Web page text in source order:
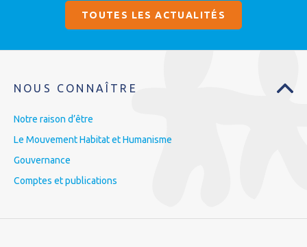
TOUTES LES ACTUALITÉS
NOUS CONNAÎTRE
Notre raison d’être
Le Mouvement Habitat et Humanisme
Gouvernance
Comptes et publications